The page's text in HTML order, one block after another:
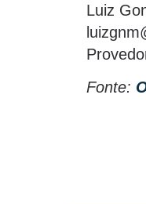
Luiz
Fonte: